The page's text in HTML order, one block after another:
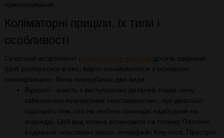
пристосування.
Коліматорні приціли, їх типи і
особливості
Сучасний асортимент коліматорних прицілів досить широкий.
Щоб розібратися в них, варто ознайомитися з основною
класифікацією. Вона передбачає два види:
Відкриті - мають з виступаючих деталей тільки лінзу,
забезпечені компактним «постаментом», що ідеально
підходять тим, хто не любить громіздкі надбудови на
знарядді. Цей вид можна встановити на планку Пікатінні,
з'єднання «ластівчин хвіст», інтерфейс Key-mod. Пристрої